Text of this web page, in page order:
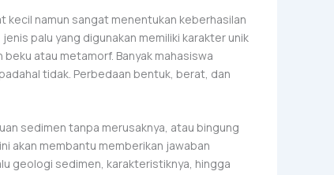
namun sangat menentukan keberhasilan
palu yang digunakan memiliki karakter unik
atau metamorf. Banyak mahasiswa
tidak. Perbedaan bentuk, berat, dan
sedimen tanpa merusaknya, atau bingung
akan membantu memberikan jawaban
geologi sedimen, karakteristiknya, hingga